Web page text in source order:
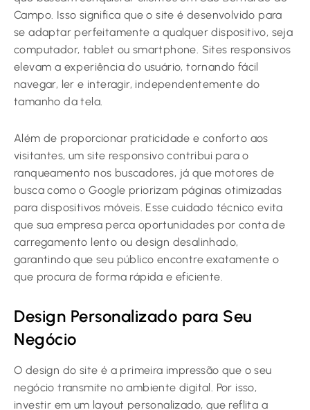
Campo. Isso significa que o site é desenvolvido para
se adaptar perfeitamente a qualquer dispositivo, seja
computador, tablet ou smartphone. Sites responsivos
elevam a experiência do usuário, tornando fácil
navegar, ler e interagir, independentemente do
tamanho da tela.
Além de proporcionar praticidade e conforto aos
visitantes, um site responsivo contribui para o
ranqueamento nos buscadores, já que motores de
busca como o Google priorizam páginas otimizadas
para dispositivos móveis. Esse cuidado técnico evita
que sua empresa perca oportunidades por conta de
carregamento lento ou design desalinhado,
garantindo que seu público encontre exatamente o
que procura de forma rápida e eficiente.
Design Personalizado para Seu
Negócio
O design do site é a primeira impressão que o seu
negócio transmite no ambiente digital. Por isso,
investir em um layout personalizado, que reflita a